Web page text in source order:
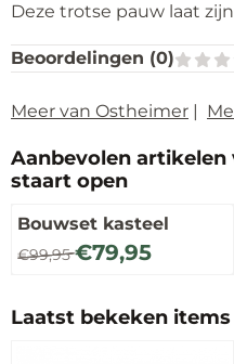
Deze trotse pauw laat
Beoordelingen (0)
Meer van Ostheimer |
Aanbevolen artikelen
staart open
Bouwset kasteel
Van 99,95 voor 79,95
€99,95€79,95
Laatst bekeken items